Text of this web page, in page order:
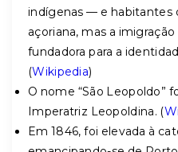
indígenas — e habitantes
açoriana, mas a
fundadora para a
(Wikipedia)
O nome “São Leopoldo”
Imperatriz Leopoldina. (
Em 1846, foi elevada à